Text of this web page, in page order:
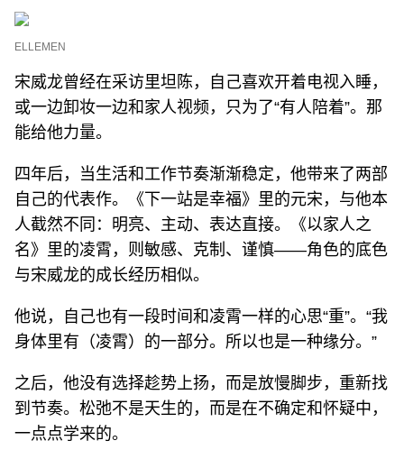
ELLEMEN
宋威龙曾经在采访里坦陈，自己喜欢开着电视入睡，
或一边卸妆一边和家人视频，只为了“有人陪着”。那
能给他力量。
四年后，当生活和工作节奏渐渐稳定，他带来了两部
自己的代表作。《下一站是幸福》里的元宋，与他本
人截然不同：明亮、主动、表达直接。《以家人之
名》里的凌霄，则敏感、克制、谨慎——角色的底色
与宋威龙的成长经历相似。
他说，自己也有一段时间和凌霄一样的心思“重”。“我
身体里有（凌霄）的一部分。所以也是一种缘分。”
之后，他没有选择趁势上扬，而是放慢脚步，重新找
到节奏。松弛不是天生的，而是在不确定和怀疑中，
一点点学来的。